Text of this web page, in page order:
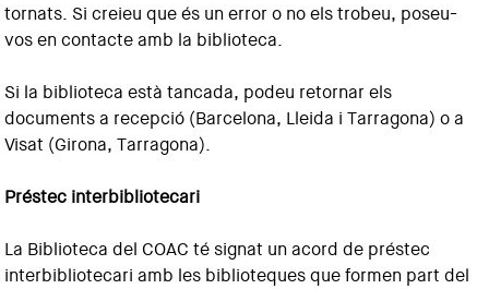
tornats. Si creieu que és un error o no els trobeu, poseu-
vos en contacte amb la biblioteca.
Si la biblioteca està tancada, podeu retornar els
documents a recepció (Barcelona, Lleida i Tarragona) o a
Visat (Girona, Tarragona).
Préstec interbibliotecari
La Biblioteca del COAC té signat un acord de préstec
interbibliotecari amb les biblioteques que formen part del